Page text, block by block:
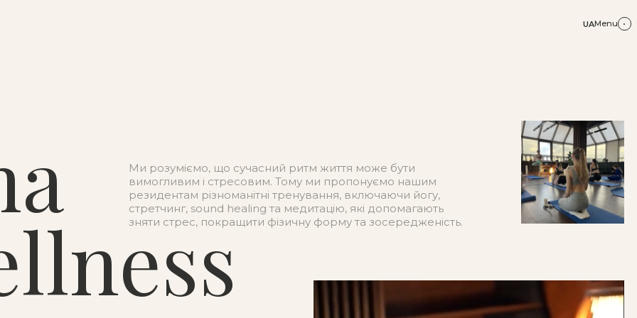
UAMenu
Ми розуміємо, що сучасний ритм життя може бути
вимогливим і стресовим. Тому ми пропонуємо нашим
резидентам різноманітні тренування, включаючи йогу,
стретчинг, sound healing та медитацію, які допомагають
зняти стрес, покращити фізичну форму та зосередженість.